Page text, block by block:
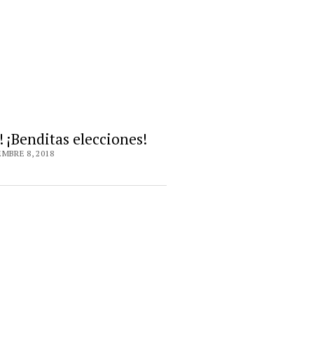
¡Benditas elecciones!
8, 2018